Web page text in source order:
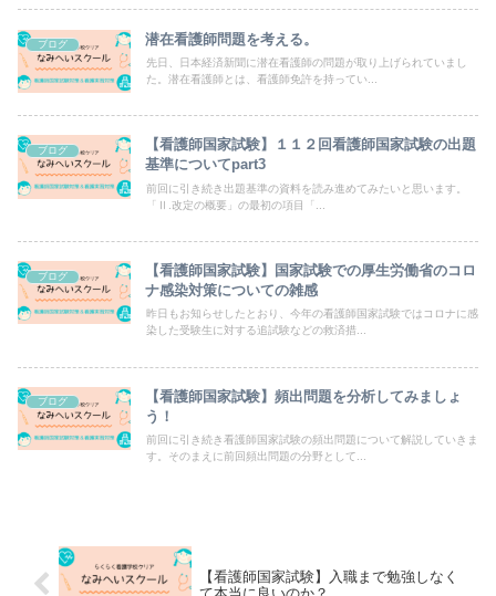
ブログ 潜在看護師問題を考える。
先日、日本経済新聞に潜在看護師の問題が取り上げられていまし
た。潜在看護師とは、看護師免許を持ってい...
ブログ
【看護師国家試験】１１２回看護師国家試験の出題
基準についてpart3
前回に引き続き出題基準の資料を読み進めてみたいと思います。
「Ⅱ.改定の概要」の最初の項目「...
ブログ
【看護師国家試験】国家試験での厚生労働省のコロ
ナ感染対策についての雑感
昨日もお知らせしたとおり、今年の看護師国家試験ではコロナに感
染した受験生に対する追試験などの救済措...
ブログ
【看護師国家試験】頻出問題を分析してみましょ
う！
前回に引き続き看護師国家試験の頻出問題について解説していきま
す。そのまえに前回頻出問題の分野として...
【看護師国家試験】入職まで勉強しなく